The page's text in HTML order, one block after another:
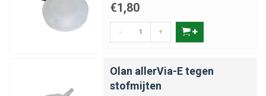
€1,80
- +
Olan allerVia-E tegen
stofmijten